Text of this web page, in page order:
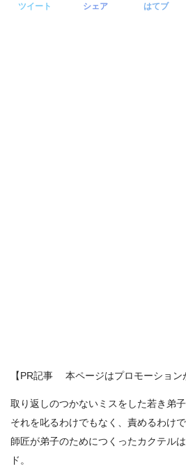
ツイート シェア はてブ
【PR記事 本ページはプロモーション
取り返しのつかないミスをした若き弟子
それを叱るわけでもなく、責めるわけ
師匠が弟子のためにつくったカクテル
ド。